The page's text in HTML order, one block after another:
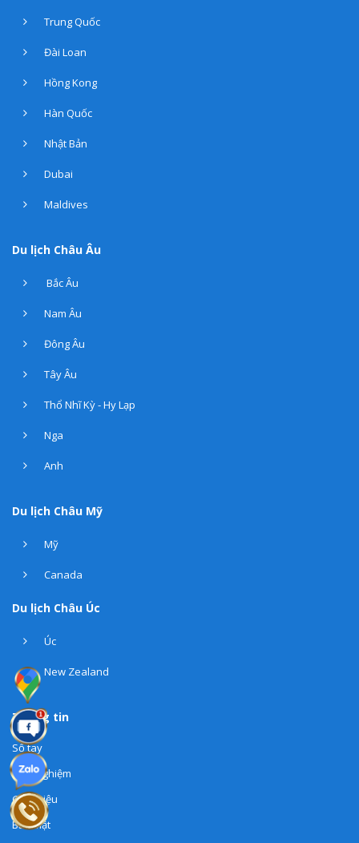
Trung Quốc
Đài Loan
Hồng Kong
Hàn Quốc
Nhật Bản
Dubai
Maldives
Du lịch Châu Âu
Bắc Âu
Nam Âu
Đông Âu
Tây Âu
Thổ Nhĩ Kỳ - Hy Lạp
Nga
Anh
Du lịch Châu Mỹ
Mỹ
Canada
Du lịch Châu Úc
Úc
New Zealand
Thông tin
Sổ tay
Kinh nghiệm
Giới thiệu
Bảo mật